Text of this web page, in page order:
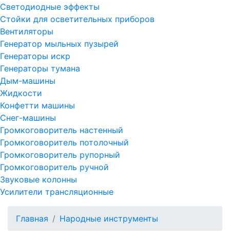
Светодиодные эффекты
Стойки для осветительных приборов
Вентиляторы
Генератор мыльных пузырей
Генераторы искр
Генераторы тумана
Дым-машины
Жидкости
Конфетти машины
Снег-машины
Громкоговоритель настенный
Громкоговоритель потолочный
Громкоговоритель рупорный
Громкоговоритель ручной
Звуковые колонны
Усилители трансляционные
Главная Народные инструменты